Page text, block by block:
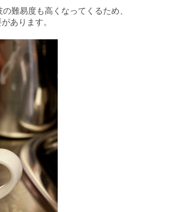
難易度も高くなってくるため、
あります。